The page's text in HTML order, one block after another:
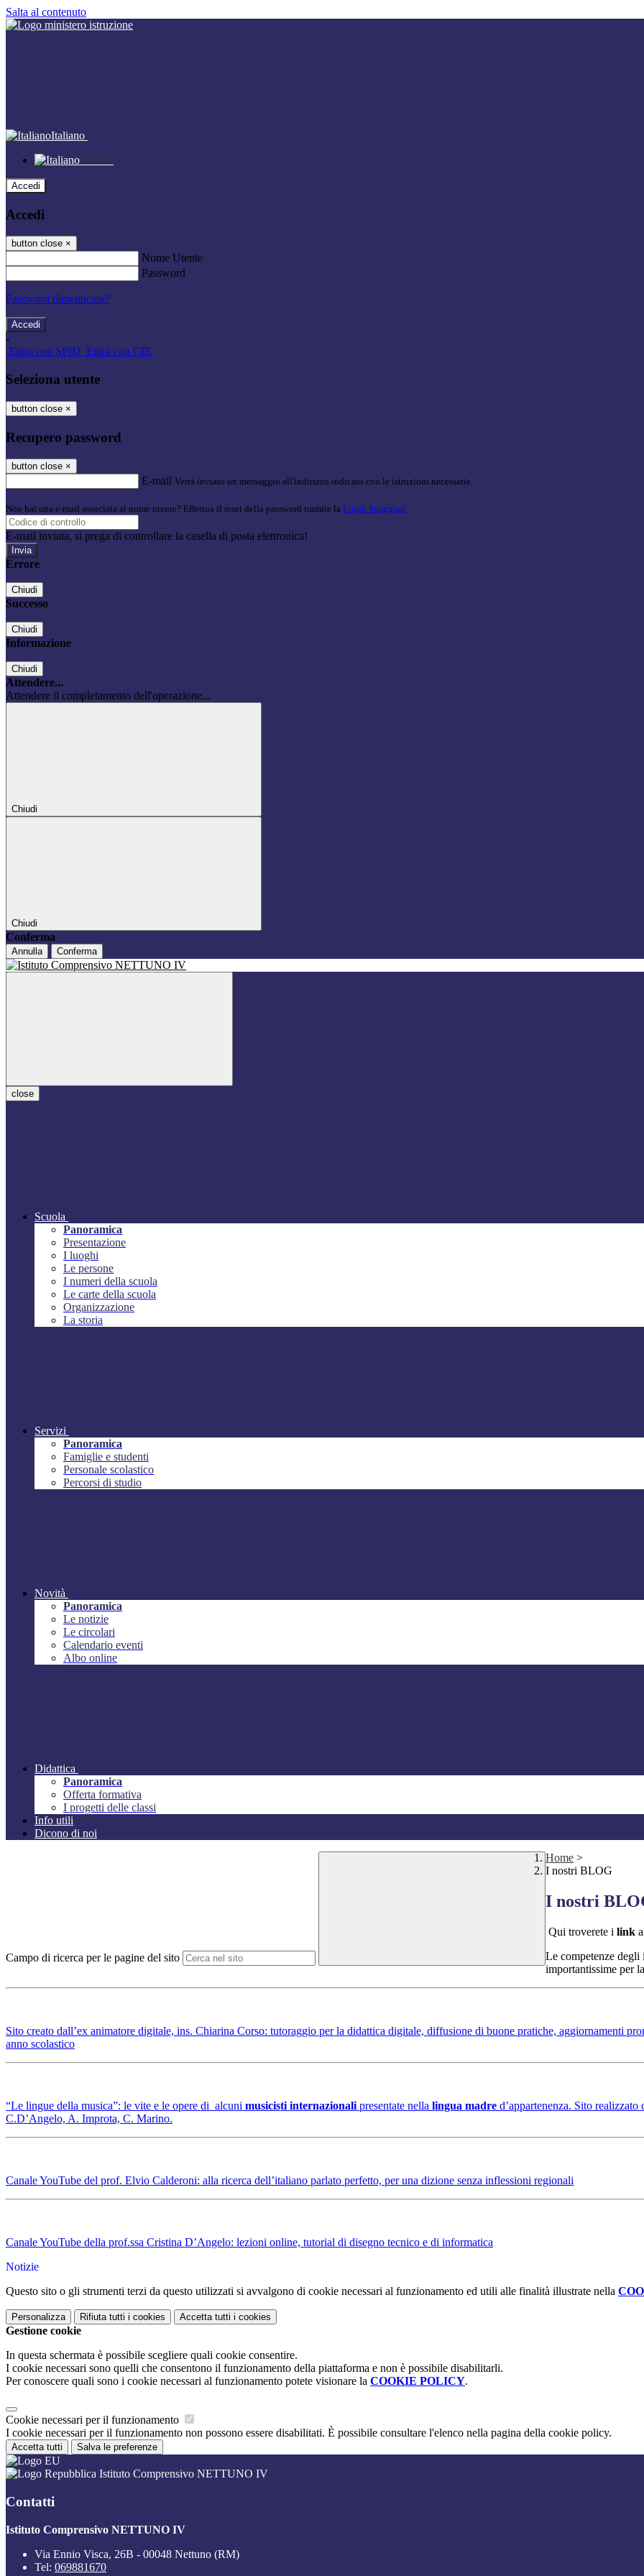
Salta al contenuto
Italiano
Italiano
Accedi
Accedi
button close ×
Nome Utente
Password
Password dimenticata?
-
Entra con SPID Entra con CIE
Seleziona utente
button close ×
Recupero password
button close ×
E-mail Verrà inviato un messaggio all'indirizzo indicato con le istruzioni necessarie.
Non hai una e-mail associata al nome utente? Effettua il reset della password tramite la Login Spaggiari
E-mail inviata, si prega di controllare la casella di posta elettronica!
Errore
Chiudi
Successo
Chiudi
Informazione
Chiudi
Attendere...
Attendere il completamento dell'operazione...
Chiudi
Chiudi
Conferma
Annulla Conferma
close
Scuola
Panoramica
Presentazione
I luoghi
Le persone
I numeri della scuola
Le carte della scuola
Organizzazione
La storia
Servizi
Panoramica
Famiglie e studenti
Personale scolastico
Percorsi di studio
Novità
Panoramica
Le notizie
Le circolari
Calendario eventi
Albo online
Didattica
Panoramica
Offerta formativa
I progetti delle classi
Info utili
Dicono di noi
Campo di ricerca per le pagine del sito
Home >
I nostri BLOG
I nostri
Qui troverete i link
Le competenze degli
importantissime per
Sito creato dall’ex animatore digitale, ins. Chiarina Corso: tutoraggio per la didattica digitale, diffusione di buone pratiche, aggiornamenti
anno scolastico
“Le lingue della musica”: le vite e le opere di alcuni musicisti internazionali presentate nella lingua madre d’appartenenza. Sito
C.D’Angelo, A. Improta, C. Marino.
Canale YouTube del prof. Elvio Calderoni: alla ricerca dell’italiano parlato perfetto, per una dizione senza inflessioni regionali
Canale YouTube della prof.ssa Cristina D’Angelo: lezioni online, tutorial di disegno tecnico e di informatica
Notizie
Questo sito o gli strumenti terzi da questo utilizzati si avvalgono di cookie necessari al funzionamento ed utili alle finalità illustrate nella
Personalizza Rifiuta tutti i cookies Accetta tutti i cookies
Gestione cookie
In questa schermata è possibile scegliere quali cookie consentire.
I cookie necessari sono quelli che consentono il funzionamento della piattaforma e non è possibile disabilitarli.
Per conoscere quali sono i cookie necessari al funzionamento potete visionare la COOKIE POLICY.
Cookie necessari per il funzionamento
I cookie necessari per il funzionamento non possono essere disabilitati. È possibile consultare l'elenco nella pagina della cookie policy.
Accetta tutti Salva le preferenze
Istituto Comprensivo NETTUNO IV
Contatti
Istituto Comprensivo NETTUNO IV
Via Ennio Visca, 26B - 00048 Nettuno (RM)
Tel: 069881670